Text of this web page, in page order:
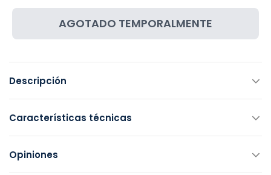
AGOTADO TEMPORALMENTE
Descripción
Características técnicas
Opiniones